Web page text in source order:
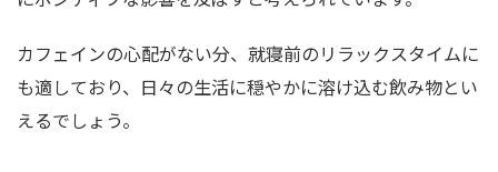
カフェインの心配がない分、就寝前のリラックスタイムに
も適しており、日々の生活に穏やかに溶け込む飲み物とい
えるでしょう。